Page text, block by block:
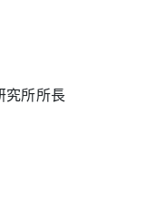
所所長